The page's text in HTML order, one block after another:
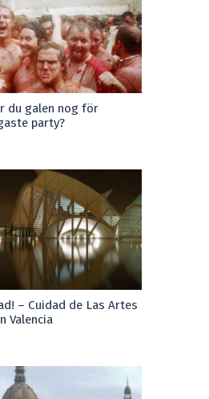
du galen nog för
party?
– Cuidad de Las Artes
Valencia